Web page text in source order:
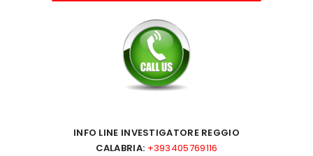
INFO LINE INVESTIGATORE REGGIO
CALABRIA: +393405769116